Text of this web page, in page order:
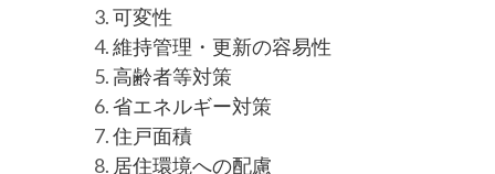
可変性
維持管理・更新の容易性
高齢者等対策
省エネルギー対策
住戸面積
居住環境への配慮